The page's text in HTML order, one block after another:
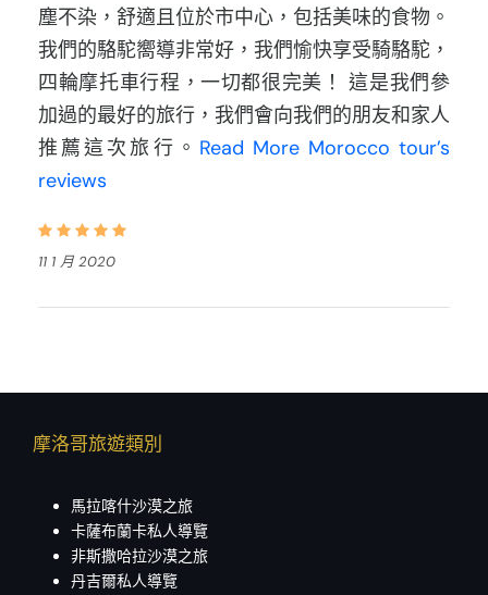
塵不染，舒適且位於市中心，包括美味的食物。
我們的駱駝嚮導非常好，我們愉快享受騎駱駝，
四輪摩托車行程，一切都很完美！ 這是我們參
加過的最好的旅行，我們會向我們的朋友和家人
推薦這次旅行。 Read More Morocco tour’s
reviews
11 1 月 2020
摩洛哥旅遊類別
馬拉喀什沙漠之旅
卡薩布蘭卡私人導覽
非斯撒哈拉沙漠之旅
丹吉爾私人導覽